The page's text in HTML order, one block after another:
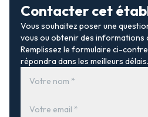
Contacter cet
Vous souhaitez poser une
vous ou obtenir des informations
Remplissez le formulaire ci-
répondra dans les meilleurs délais.